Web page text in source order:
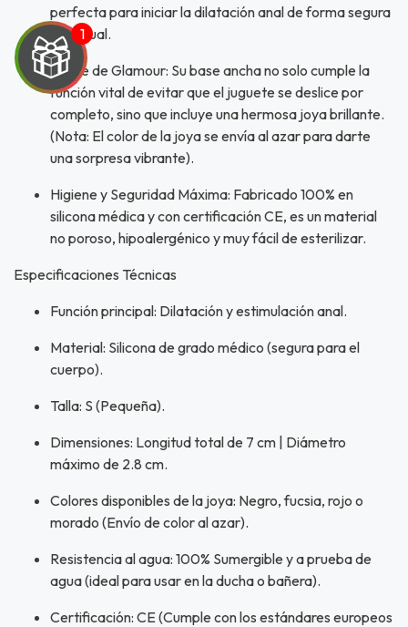
y
JUGAR
perfecta para iniciar la dilatación anal de forma segura
y gradual.
Toque de Glamour: Su base ancha no solo cumple la
función vital de evitar que el juguete se deslice por
completo, sino que incluye una hermosa joya brillante.
(Nota: El color de la joya se envía al azar para darte
una sorpresa vibrante).
Higiene y Seguridad Máxima: Fabricado 100% en
silicona médica y con certificación CE, es un material
no poroso, hipoalergénico y muy fácil de esterilizar.
Especificaciones Técnicas
Función principal: Dilatación y estimulación anal.
Material: Silicona de grado médico (segura para el
cuerpo).
Talla: S (Pequeña).
Dimensiones: Longitud total de 7 cm | Diámetro
máximo de 2.8 cm.
Colores disponibles de la joya: Negro, fucsia, rojo o
morado (Envío de color al azar).
Resistencia al agua: 100% Sumergible y a prueba de
agua (ideal para usar en la ducha o bañera).
Certificación: CE (Cumple con los estándares europeos